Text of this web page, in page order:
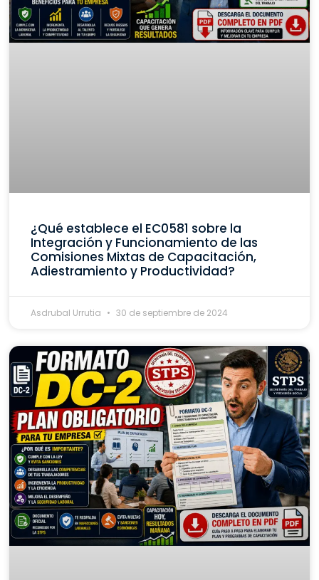
¿Qué establece el EC0581 sobre la
Integración y Funcionamiento de las
Comisiones Mixtas de Capacitación,
Adiestramiento y Productividad?
Asdrubal Urrutia 30 de septiembre de 2024